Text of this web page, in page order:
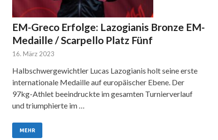
EM-Greco Erfolge: Lazogianis Bronze EM-
Medaille / Scarpello Platz Fünf
16. März 2023
Halbschwergewichtler Lucas Lazogianis holt seine erste
internationale Medaille auf europäischer Ebene. Der
97kg-Athlet beeindruckte im gesamten Turnierverlauf
und triumphierte im …
MEHR